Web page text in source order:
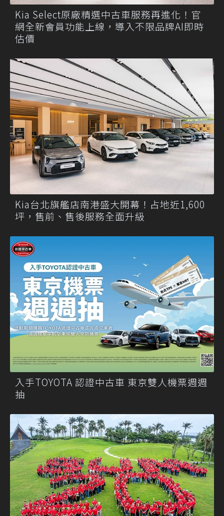
Kia Select原廠精選中古車服務再進化！官
網全新會員功能上線，導入不限品牌AI即時
估價
Kia台北旗艦店南港盛大開幕！占地近1,600
坪，售前、售後服務全面升級
入手TOYOTA 認證中古車 東京雙人機票週週
抽